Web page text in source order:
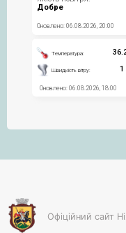
Офіційний сайт